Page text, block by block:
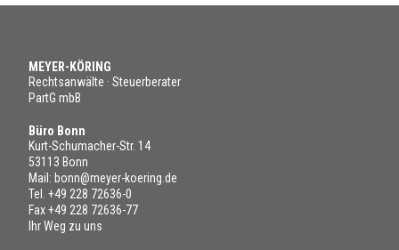
MEYER-KÖRING
Rechtsanwälte · Steuerberater
PartG mbB
Büro Bonn
Kurt-Schumacher-Str. 14
53113 Bonn
Mail: bonn@meyer-koering.de
Tel. +49 228 72636-0
Fax +49 228 72636-77
Ihr Weg zu uns